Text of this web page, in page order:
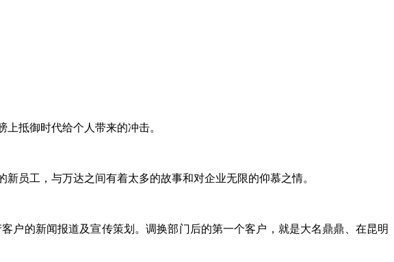
上抵御时代给个人带来的冲击。
员工，与万达之间有着太多的故事和对企业无限的仰慕之情。
户的新闻报道及宣传策划。调换部门后的第一个客户，就是大名鼎鼎、在昆明